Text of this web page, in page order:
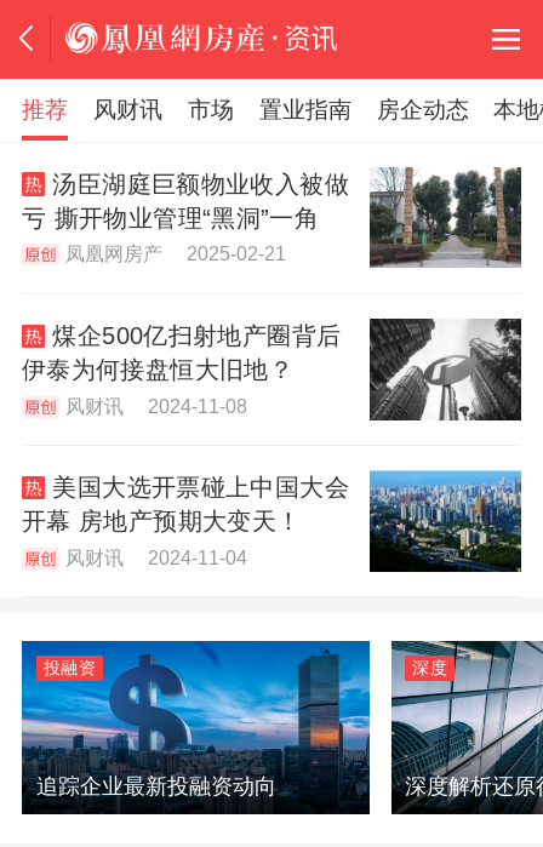
推荐 风财讯 市场 置业指南 房企动态 本
汤臣湖庭巨额物业收入被做
亏 撕开物业管理“黑洞”一角
凤凰网房产 2025-02-21
煤企500亿扫射地产圈背后
伊泰为何接盘恒大旧地？
风财讯 2024-11-08
美国大选开票碰上中国大会
开幕 房地产预期大变天！
风财讯 2024-11-04
投融资
追踪企业最新投融资动向
深度
深度解析还